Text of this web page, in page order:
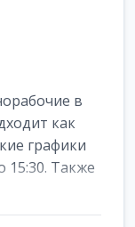
в
как
графики
15:30. Также